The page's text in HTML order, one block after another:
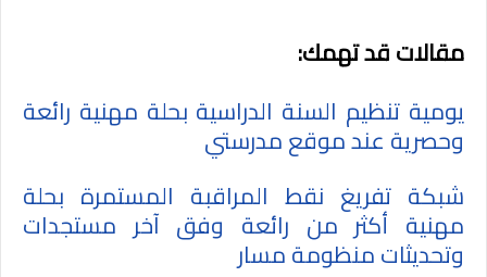
مقالات قد تهمك:
يومية تنظيم السنة الدراسية بحلة مهنية رائعة
وحصرية عند موقع مدرستي
شبكة تفريغ نقط المراقبة المستمرة بحلة
مهنية أكثر من رائعة وفق آخر مستجدات
وتحديثات منظومة مسار